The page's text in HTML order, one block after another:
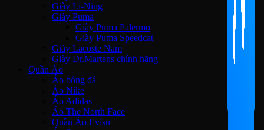
Giày Li-Ning
Giày Puma
Giày Puma Palermo
Giày Puma Speedcat
Giày Lacoste Nam
Giày Dr.Martens chính hãng
Quần Áo
Áo bóng đá
Áo Nike
Áo Adidas
Áo The North Face
Quần Áo Evisu